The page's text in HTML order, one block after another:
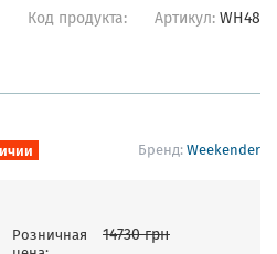
Код продукта: Артикул: WH48
Бренд:Weekender
Розничная
14730грн